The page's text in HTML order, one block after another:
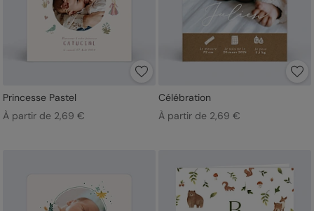
Princesse Pastel
À partir de 2,69 €
Célébration
À partir de 2,69 €